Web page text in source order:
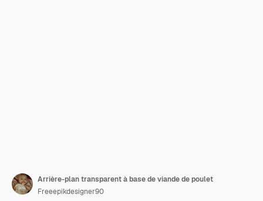
Arrière-plan transparent à base de viande de poulet
Freeepikdesigner90